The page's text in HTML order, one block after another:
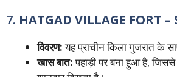
7. HATGAD VILLAGE FORT –
विवरण:यह प्राचीन किला गुजरात के
खास बात:पहाड़ी पर बना हुआ है,